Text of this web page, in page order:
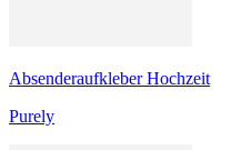
Absenderaufkleber Hochzeit
Purely